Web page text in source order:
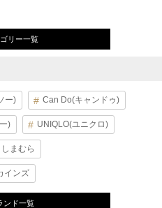
リー一覧
ー) Can Do(キャンドゥ)
) UNIQLO(ユニクロ)
しまむら
インズ
ンド一覧